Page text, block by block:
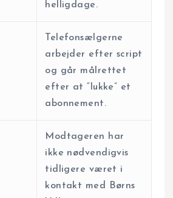
helligdage.
Telefonsælgerne
arbejder efter script
og går målrettet
efter at “lukke” et
abonnement.
Modtageren har
ikke nødvendigvis
tidligere været i
kontakt med Børns